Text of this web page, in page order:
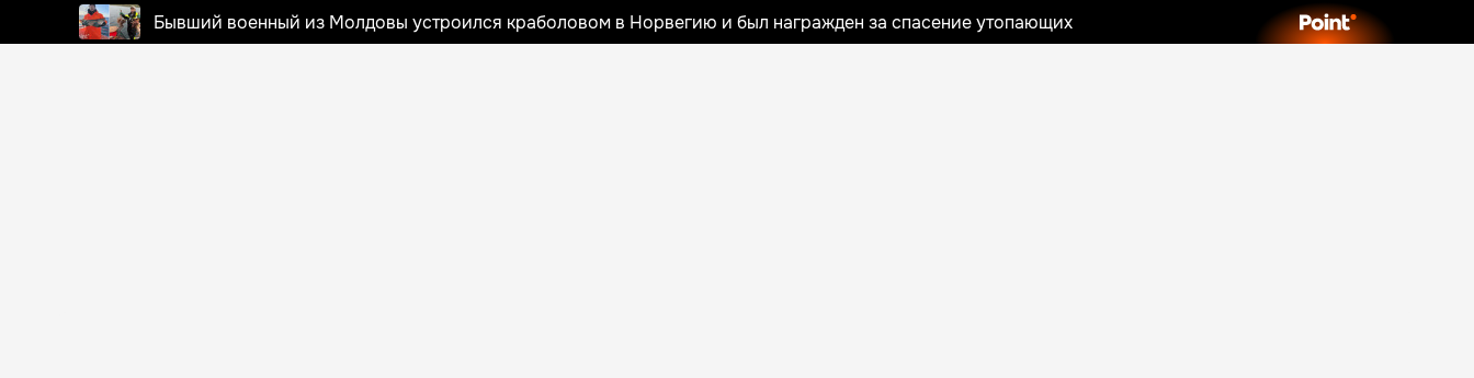
Бывший военный из Молдовы устроился краболовом в Норвегию и был награжден за спасение утопающих